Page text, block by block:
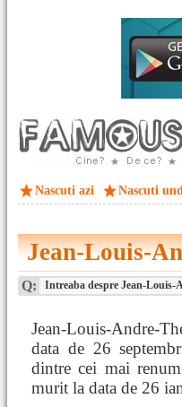
Nascuti azi Nascuti
Jean-Louis-
Q: Intreaba despre Jean-Louis-
Jean-Louis-Andre-
data de 26
dintre cei mai
murit la data de 26